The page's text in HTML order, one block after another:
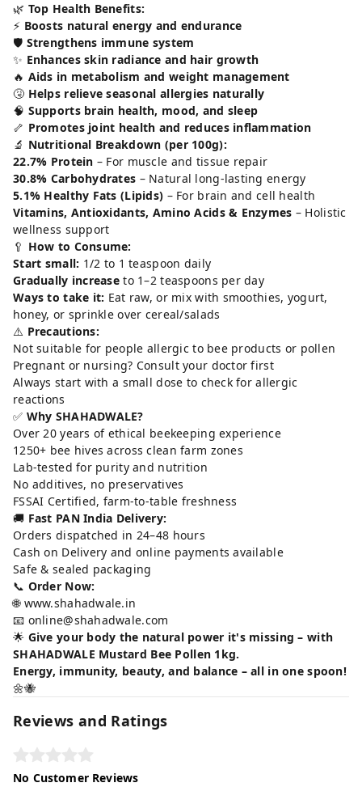
🌿 Top Health Benefits:
⚡ Boosts natural energy and endurance
🛡️ Strengthens immune system
✨ Enhances skin radiance and hair growth
🔥 Aids in metabolism and weight management
🤧 Helps relieve seasonal allergies naturally
🧠 Supports brain health, mood, and sleep
🦴 Promotes joint health and reduces inflammation
🔬 Nutritional Breakdown (per 100g):
22.7% Protein – For muscle and tissue repair
30.8% Carbohydrates – Natural long-lasting energy
5.1% Healthy Fats (Lipids) – For brain and cell health
Vitamins, Antioxidants, Amino Acids & Enzymes – Holistic
wellness support
🥄 How to Consume:
Start small: 1/2 to 1 teaspoon daily
Gradually increase to 1–2 teaspoons per day
Ways to take it: Eat raw, or mix with smoothies, yogurt,
honey, or sprinkle over cereal/salads
⚠️ Precautions:
Not suitable for people allergic to bee products or pollen
Pregnant or nursing? Consult your doctor first
Always start with a small dose to check for allergic
reactions
✅ Why SHAHADWALE?
Over 20 years of ethical beekeeping experience
1250+ bee hives across clean farm zones
Lab-tested for purity and nutrition
No additives, no preservatives
FSSAI Certified, farm-to-table freshness
🚚 Fast PAN India Delivery:
Orders dispatched in 24–48 hours
Cash on Delivery and online payments available
Safe & sealed packaging
📞 Order Now:
🌐 www.shahadwale.in
📧 online@shahadwale.com
🌟 Give your body the natural power it's missing – with
SHAHADWALE Mustard Bee Pollen 1kg.
Energy, immunity, beauty, and balance – all in one spoon!
🌼🐝
Reviews and Ratings
No Customer Reviews